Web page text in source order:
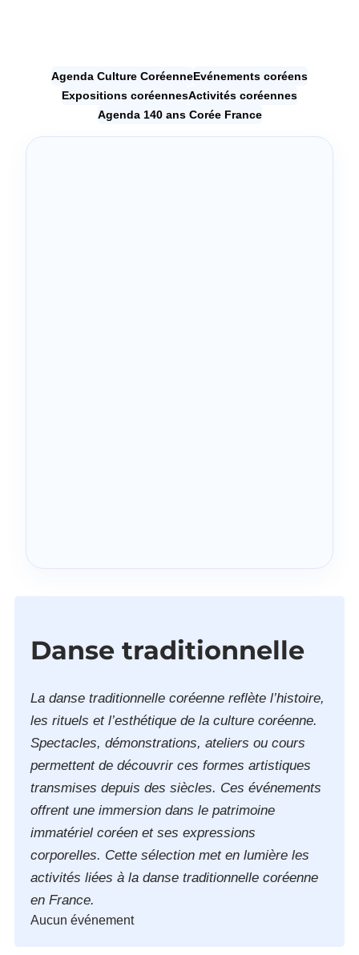
Agenda Culture CoréenneEvénements coréens
Expositions coréennesActivités coréennes
Agenda 140 ans Corée France
Danse traditionnelle
La danse traditionnelle coréenne reflète l’histoire,
les rituels et l’esthétique de la culture coréenne.
Spectacles, démonstrations, ateliers ou cours
permettent de découvrir ces formes artistiques
transmises depuis des siècles. Ces événements
offrent une immersion dans le patrimoine
immatériel coréen et ses expressions
corporelles. Cette sélection met en lumière les
activités liées à la danse traditionnelle coréenne
en France.
Aucun événement